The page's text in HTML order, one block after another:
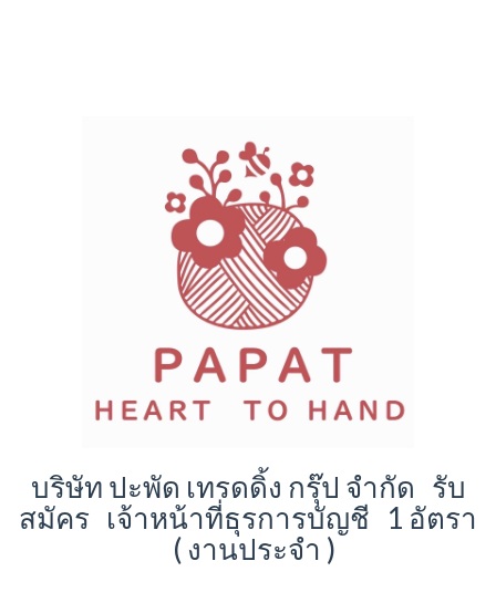
บริษัท ปะพัด เทรดดิ้ง กรุ๊ป จํากัด รับ
สมัคร เจ้าหน้าที่ธุรการบัญชี 1 อัตรา
( งานประจำ )